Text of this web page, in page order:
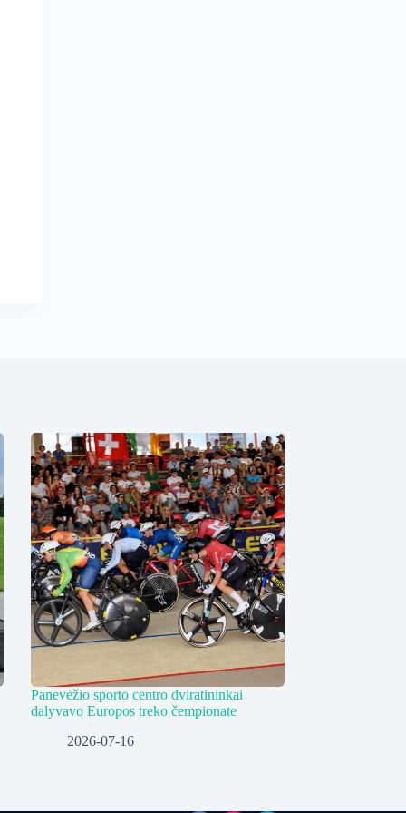
Panevėžio sporto centro dviratininkai
dalyvavo Europos treko čempionate
2026-07-16